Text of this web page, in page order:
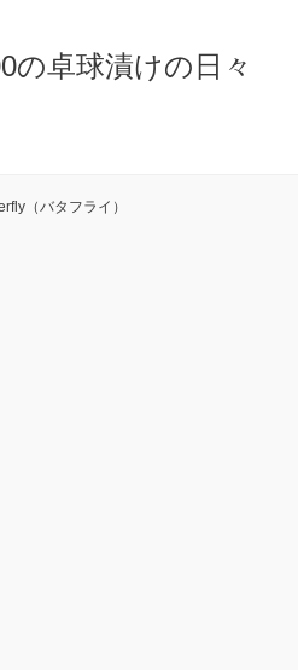
の卓球漬けの日々
（バタフライ）